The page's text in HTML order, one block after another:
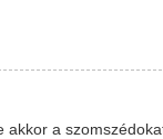
akkor a